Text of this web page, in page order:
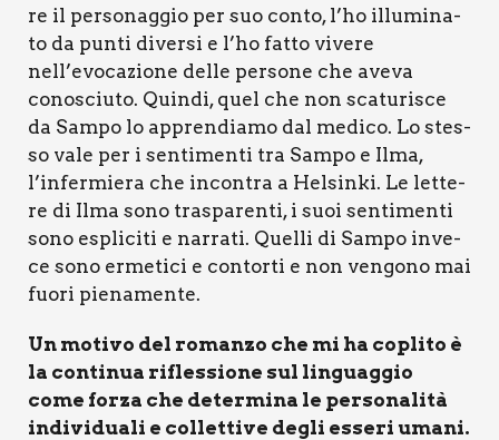
re il per­so­nag­gio per suo con­to, l’ho illu­mi­na­
to da pun­ti diver­si e l’ho fat­to vive­re
nell’evocazione del­le per­so­ne che ave­va
cono­sciu­to. Quin­di, quel che non sca­tu­ri­sce
da Sam­po lo appren­dia­mo dal medi­co. Lo stes­
so vale per i sen­ti­men­ti tra Sam­po e Ilma,
l’infermiera che incon­tra a Hel­sin­ki. Le let­te­
re di Ilma sono tra­spa­ren­ti, i suoi sen­ti­men­ti
sono espli­ci­ti e nar­ra­ti. Quel­li di Sam­po inve­
ce sono erme­ti­ci e con­tor­ti e non ven­go­no mai
fuo­ri pie­na­men­te.
Un moti­vo del roman­zo che mi ha copli­to è
la con­ti­nua rifles­sio­ne sul lin­guag­gio
come for­za che deter­mi­na le per­so­na­li­tà
indi­vi­dua­li e col­let­ti­ve degli esse­ri uma­ni.